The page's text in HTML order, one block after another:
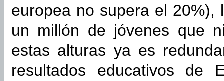
europea no supera el
un millón de jóvenes que
estas alturas ya es
resultados educativos de